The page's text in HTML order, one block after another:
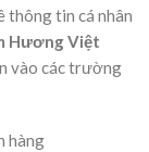
thông tin cá nhân
Hương Việt
vào các trường
hàng